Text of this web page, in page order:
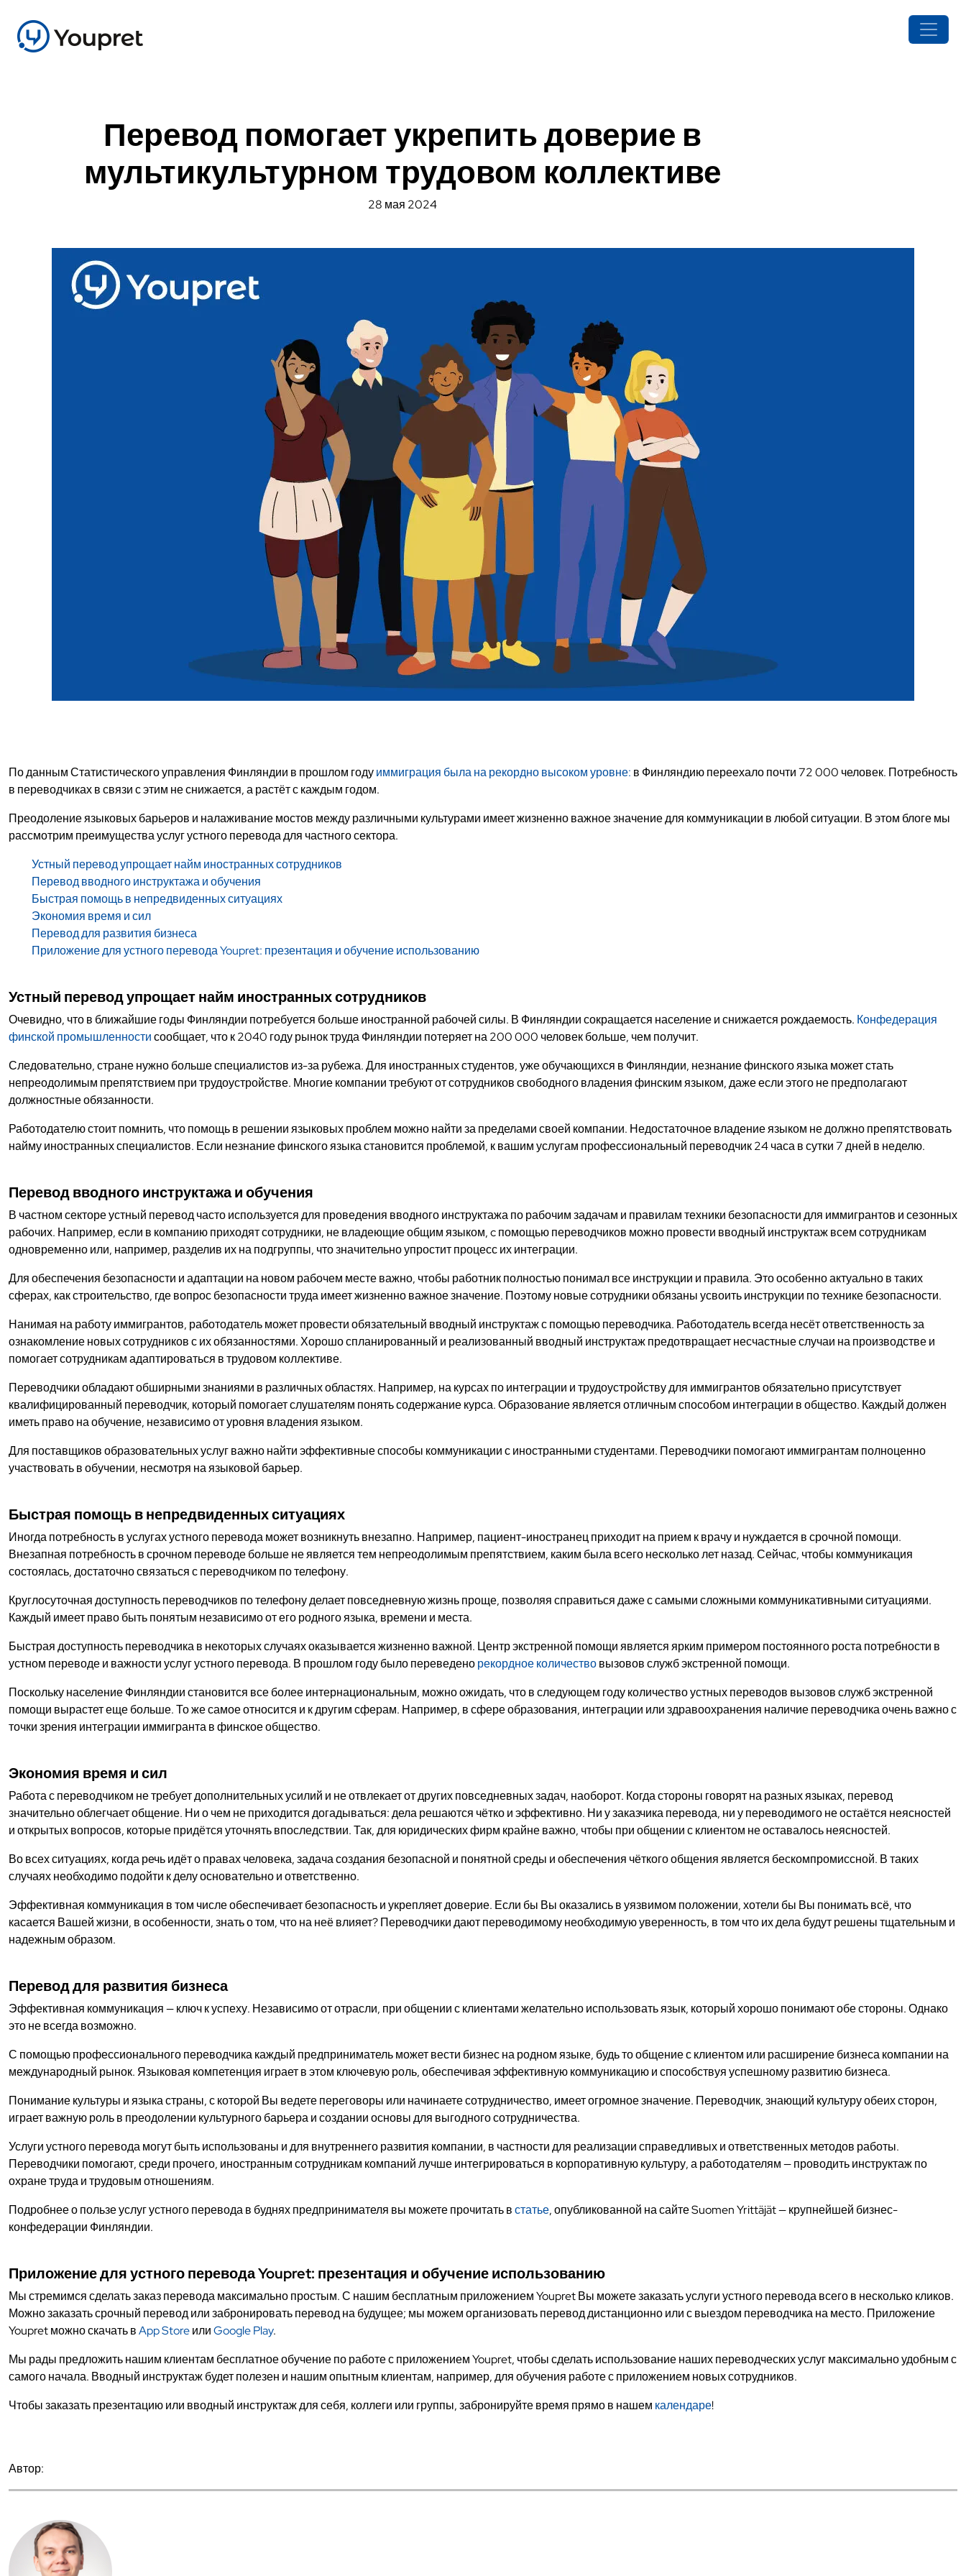
Перевод помогает укрепить доверие в
мультикультурном трудовом коллективе
28 мая 2024
По данным Статистического управления Финляндии в прошлом годуиммиграция была на рекордно высоком уровне: в Финляндию переехало почти 72 000 человек. Потребность
в переводчиках в связи с этим не снижается, а растёт с каждым годом.
Преодоление языковых барьеров и налаживание мостов между различными культурами имеет жизненно важное значение для коммуникации в любой ситуации. В этом блоге мы
рассмотрим преимущества услуг устного перевода для частного сектора.
Устный перевод упрощает найм иностранных сотрудников
Перевод вводного инструктажа и обучения
Быстрая помощь в непредвиденных ситуациях
Экономия время и сил
Перевод для развития бизнеса
Приложение для устного перевода Youpret: презентация и обучение использованию
Устный перевод упрощает найм иностранных сотрудников
Очевидно, что в ближайшие годы Финляндии потребуется больше иностранной рабочей силы. В Финляндии сокращается население и снижается рождаемость. Конфедерация
финской промышленностисообщает, что к 2040 году рынок труда Финляндии потеряет на 200 000 человек больше, чем получит.
Следовательно, стране нужно больше специалистов из-за рубежа. Для иностранных студентов, уже обучающихся в Финляндии, незнание финского языка может стать
непреодолимым препятствием при трудоустройстве. Многие компании требуют от сотрудников свободного владения финским языком, даже если этого не предполагают
должностные обязанности.
Работодателю стоит помнить, что помощь в решении языковых проблем можно найти за пределами своей компании. Недостаточное владение языком не должно препятствовать
найму иностранных специалистов. Если незнание финского языка становится проблемой, к вашим услугам профессиональный переводчик 24 часа в сутки 7 дней в неделю.
Перевод вводного инструктажа и обучения
В частном секторе устный перевод часто используется для проведения вводного инструктажа по рабочим задачам и правилам техники безопасности для иммигрантов и сезонных
рабочих. Например, если в компанию приходят сотрудники, не владеющие общим языком, c помощью переводчиков можно провести вводный инструктаж всем сотрудникам
одновременно или, например, разделив их на подгруппы, что значительно упростит процесс их интеграции.
Для обеспечения безопасности и адаптации на новом рабочем месте важно, чтобы работник полностью понимал все инструкции и правила. Это особенно актуально в таких
сферах, как строительство, где вопрос безопасности труда имеет жизненно важное значение. Поэтому новые сотрудники обязаны усвоить инструкции по технике безопасности.
Нанимая на работу иммигрантов, работодатель может провести обязательный вводный инструктаж с помощью переводчика. Работодатель всегда несёт ответственность за
ознакомление новых сотрудников с их обязанностями. Хорошо спланированный и реализованный вводный инструктаж предотвращает несчастные случаи на производстве и
помогает сотрудникам адаптироваться в трудовом коллективе.
Переводчики обладают обширными знаниями в различных областях. Например, на курсах по интеграции и трудоустройству для иммигрантов обязательно присутствует
квалифицированный переводчик, который помогает слушателям понять содержание курса. Образование является отличным способом интеграции в общество. Каждый должен
иметь право на обучение, независимо от уровня владения языком.
Для поставщиков образовательных услуг важно найти эффективные способы коммуникации с иностранными студентами. Переводчики помогают иммигрантам полноценно
участвовать в обучении, несмотря на языковой барьер.
Быстрая помощь в непредвиденных ситуациях
Иногда потребность в услугах устного перевода может возникнуть внезапно. Например, пациент-иностранец приходит на прием к врачу и нуждается в срочной помощи.
Внезапная потребность в срочном переводе больше не является тем непреодолимым препятствием, каким была всего несколько лет назад. Сейчас, чтобы коммуникация
состоялась, достаточно связаться с переводчиком по телефону.
Круглосуточная доступность переводчиков по телефону делает повседневную жизнь проще, позволяя справиться даже с самыми сложными коммуникативными ситуациями.
Каждый имеет право быть понятым независимо от его родного языка, времени и места.
Быстрая доступность переводчика в некоторых случаях оказывается жизненно важной. Центр экстренной помощи является ярким примером постоянного роста потребности в
устном переводе и важности услуг устного перевода. В прошлом году было переведенорекордное количествовызовов служб экстренной помощи.
Поскольку население Финляндии становится все более интернациональным, можно ожидать, что в следующем году количество устных переводов вызовов служб экстренной
помощи вырастет еще больше. То же самое относится и к другим сферам. Например, в сфере образования, интеграции или здравоохранения наличие переводчика очень важно с
точки зрения интеграции иммигранта в финское общество.
Экономия время и сил
Работа с переводчиком не требует дополнительных усилий и не отвлекает от других повседневных задач, наоборот. Когда стороны говорят на разных языках, перевод
значительно облегчает общение. Ни о чем не приходится догадываться: дела решаются чётко и эффективно. Ни у заказчика перевода, ни у переводимого не остаётся неясностей
и открытых вопросов, которые придётся уточнять впоследствии. Так, для юридических фирм крайне важно, чтобы при общении с клиентом не оставалось неясностей.
Во всех ситуациях, когда речь идёт о правах человека, задача создания безопасной и понятной среды и обеспечения чёткого общения является бескомпромиссной. В таких
случаях необходимо подойти к делу основательно и ответственно.
Эффективная коммуникация в том числе обеспечивает безопасность и укрепляет доверие. Если бы Вы оказались в уязвимом положении, хотели бы Вы понимать всё, что
касается Вашей жизни, в особенности, знать о том, что на неё влияет? Переводчики дают переводимому необходимую уверенность, в том что их дела будут решены тщательным и
надежным образом.
Перевод для развития бизнеса
Эффективная коммуникация — ключ к успеху. Независимо от отрасли, при общении с клиентами желательно использовать язык, который хорошо понимают обе стороны. Однако
это не всегда возможно.
С помощью профессионального переводчика каждый предприниматель может вести бизнес на родном языке, будь то общение с клиентом или расширение бизнеса компании на
международный рынок. Языковая компетенция играет в этом ключевую роль, обеспечивая эффективную коммуникацию и способствуя успешному развитию бизнеса.
Понимание культуры и языка страны, с которой Вы ведете переговоры или начинаете сотрудничество, имеет огромное значение. Переводчик, знающий культуру обеих сторон,
играет важную роль в преодолении культурного барьера и создании основы для выгодного сотрудничества.
Услуги устного перевода могут быть использованы и для внутреннего развития компании, в частности для реализации справедливых и ответственных методов работы.
Переводчики помогают, среди прочего, иностранным сотрудникам компаний лучше интегрироваться в корпоративную культуру, а работодателям — проводить инструктаж по
охране труда и трудовым отношениям.
Подробнее о пользе услуг устного перевода в буднях предпринимателя вы можете прочитать встатье, опубликованной на сайте Suomen Yrittäjät — крупнейшей бизнес-
конфедерации Финляндии.
Приложение для устного перевода Youpret: презентация и обучение использованию
Мы стремимся сделать заказ перевода максимально простым. С нашим бесплатным приложением Youpret Вы можете заказать услуги устного перевода всего в несколько кликов.
Можно заказать срочный перевод или забронировать перевод на будущее; мы можем организовать перевод дистанционно или с выездом переводчика на место. Приложение
Youpret можно скачать вApp StoreилиGoogle Play.
Мы рады предложить нашим клиентам бесплатное обучение по работе с приложением Youpret, чтобы сделать использование наших переводческих услуг максимально удобным с
самого начала. Вводный инструктаж будет полезен и нашим опытным клиентам, например, для обучения работе с приложением новых сотрудников.
Чтобы заказать презентацию или вводный инструктаж для себя, коллеги или группы, забронируйте время прямо в нашем календаре!
Автор: